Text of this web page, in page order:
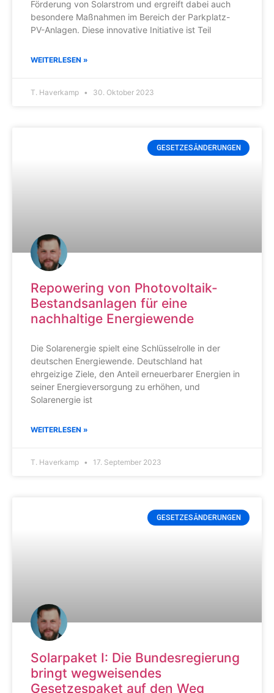
Förderung von Solarstrom und ergreift dabei auch
besondere Maßnahmen im Bereich der Parkplatz-
PV-Anlagen. Diese innovative Initiative ist Teil
WEITERLESEN »
T. Haverkamp 30. Oktober 2023
GESETZESÄNDERUNGEN
Repowering von Photovoltaik-
Bestandsanlagen für eine
nachhaltige Energiewende
Die Solarenergie spielt eine Schlüsselrolle in der
deutschen Energiewende. Deutschland hat
ehrgeizige Ziele, den Anteil erneuerbarer Energien in
seiner Energieversorgung zu erhöhen, und
Solarenergie ist
WEITERLESEN »
T. Haverkamp 17. September 2023
GESETZESÄNDERUNGEN
Solarpaket I: Die Bundesregierung
bringt wegweisendes
Gesetzespaket auf den Weg